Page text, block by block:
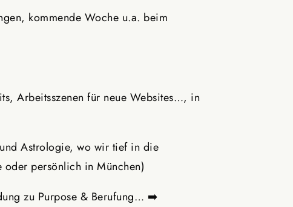
kommende Woche u.a. beim
Arbeitsszenen für neue Websites…, in
Astrologie, wo wir tief in die
persönlich in München)
zu Purpose & Berufung… ➡️